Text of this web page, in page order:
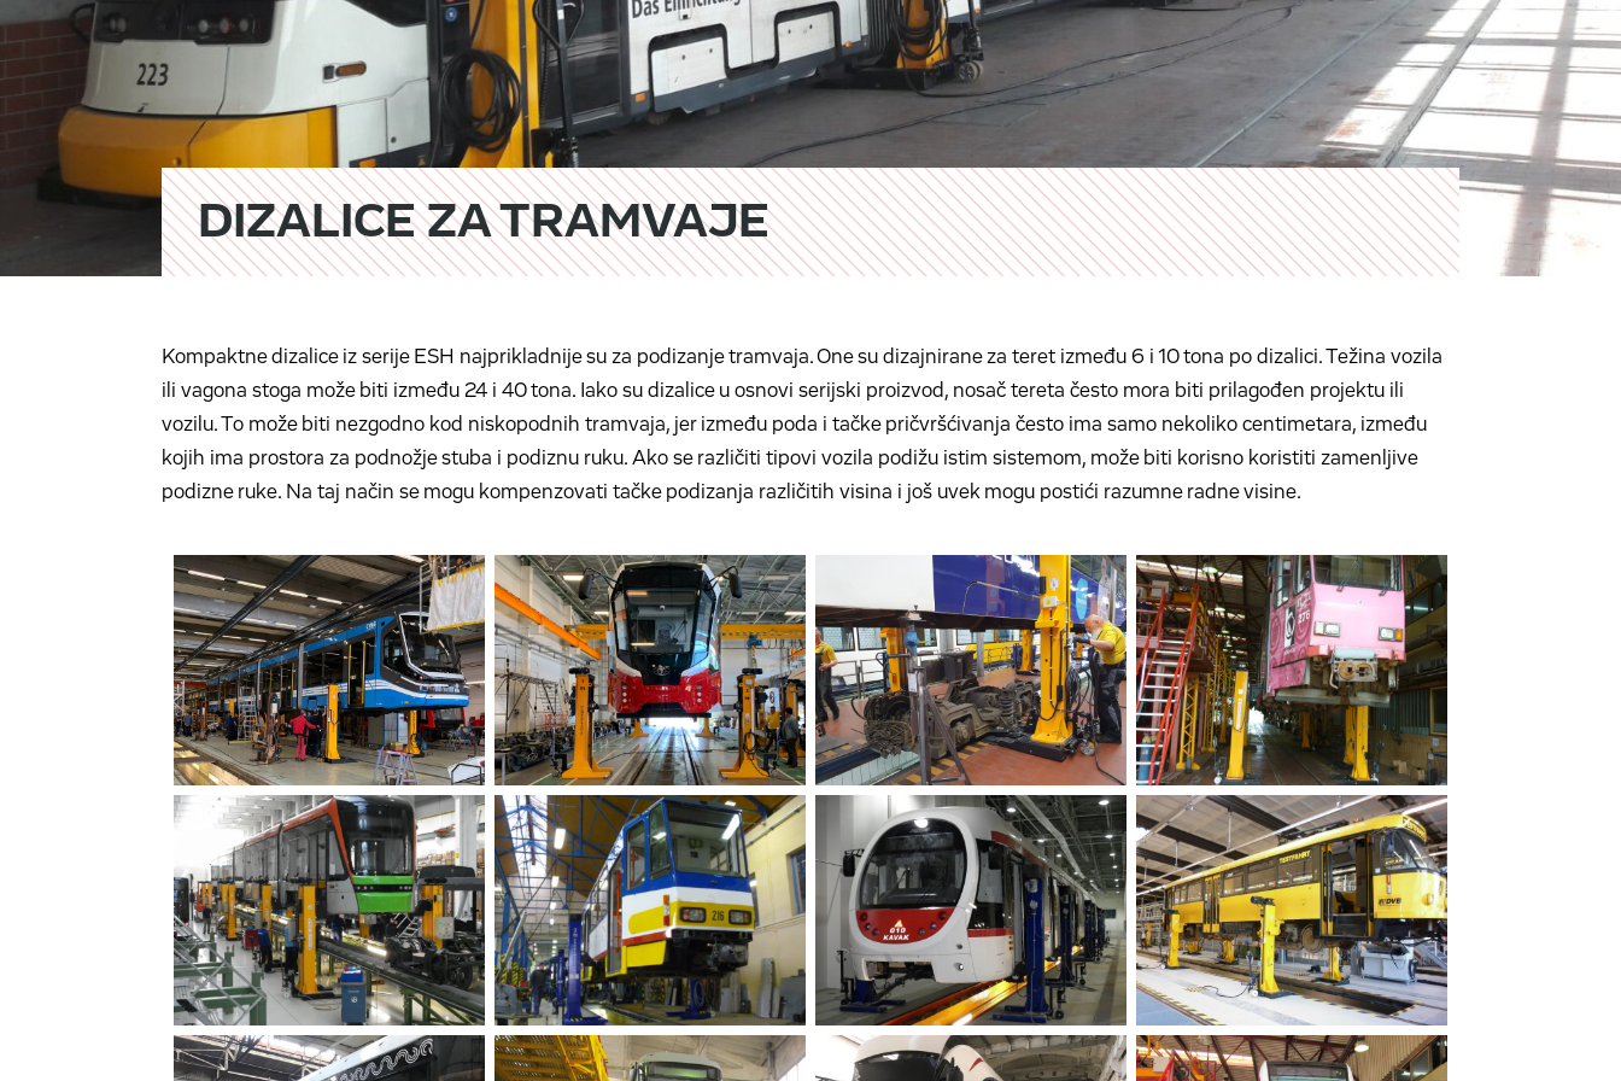
DIZALICE ZA TRAMVAJE
Kompaktne dizalice iz serije ESH najprikladnije su za podizanje tramvaja. One su dizajnirane za teret između 6 i 10 tona po dizalici. Težina vozila
ili vagona stoga može biti između 24 i 40 tona. Iako su dizalice u osnovi serijski proizvod, nosač tereta često mora biti prilagođen projektu ili
vozilu. To može biti nezgodno kod niskopodnih tramvaja, jer između poda i tačke pričvršćivanja često ima samo nekoliko centimetara, između
kojih ima prostora za podnožje stuba i podiznu ruku. Ako se različiti tipovi vozila podižu istim sistemom, može biti korisno koristiti zamenljive
podizne ruke. Na taj način se mogu kompenzovati tačke podizanja različitih visina i još uvek mogu postići razumne radne visine.